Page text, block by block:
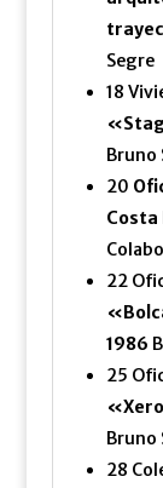
Segre
18
Bruno
20
Costa
22
1986
25
Bruno
28